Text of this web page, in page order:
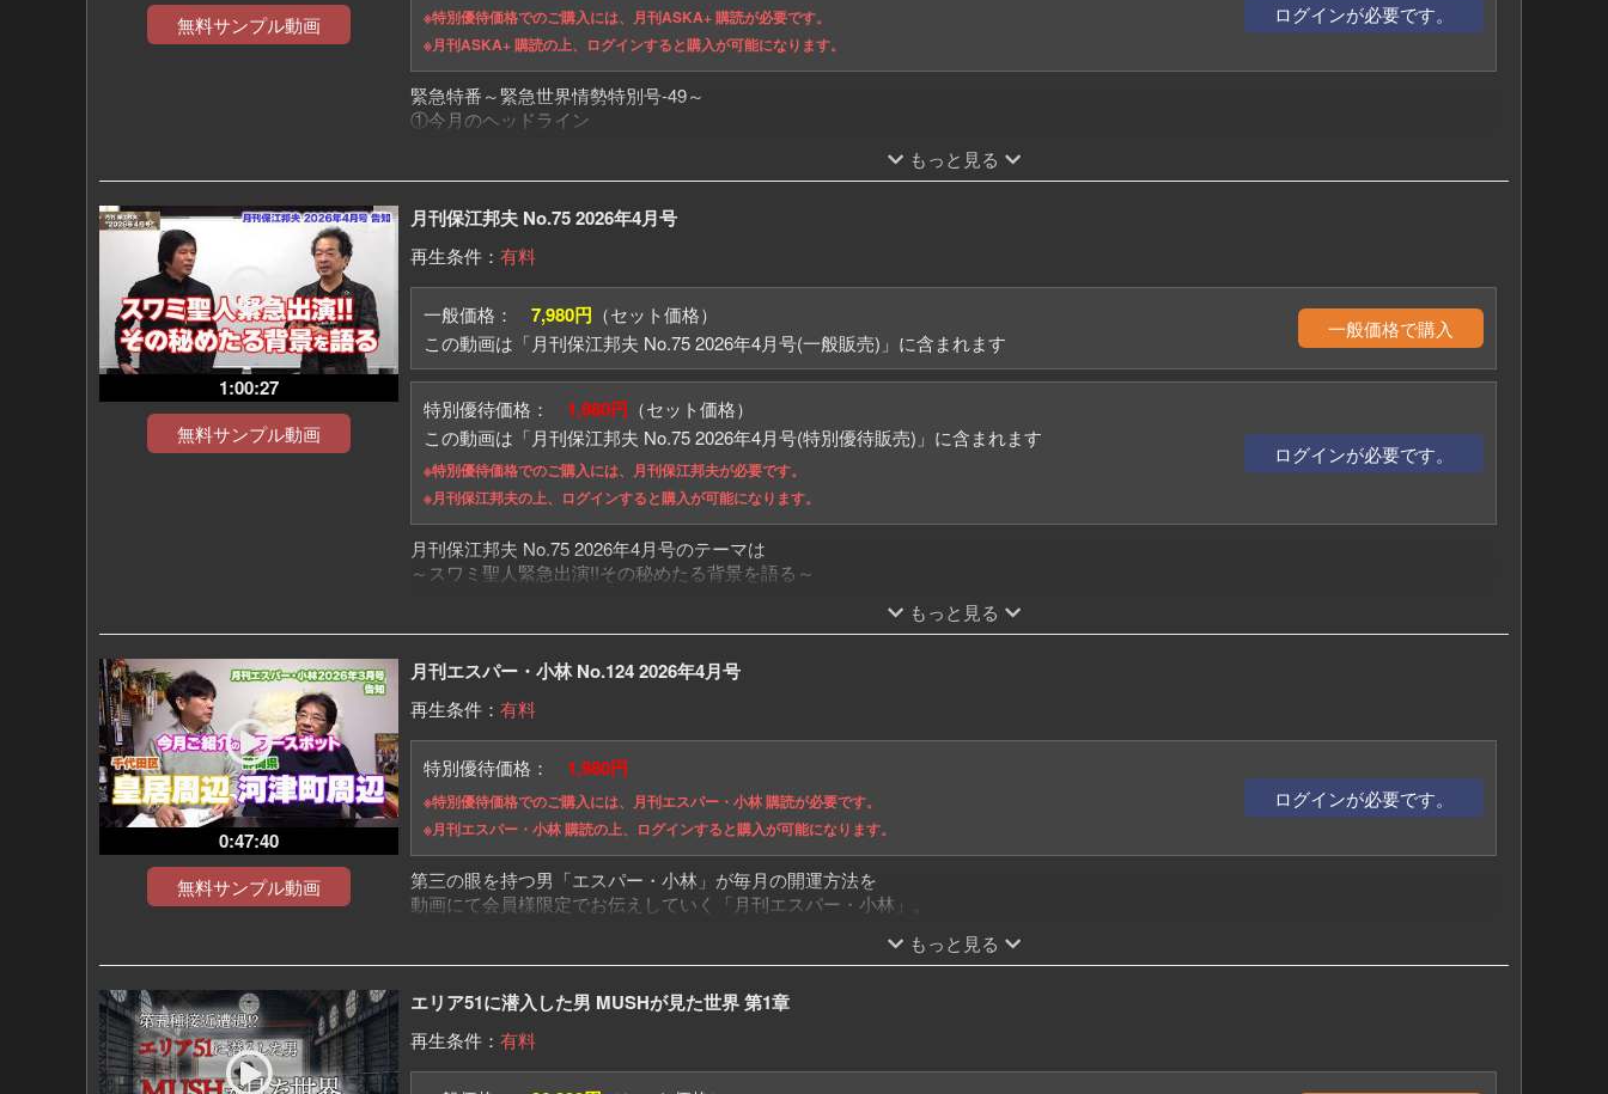
無料サンプル動画
※特別優待価格でのご購入には、月刊ASKA+ 購読が必要です。
※月刊ASKA+ 購読の上、ログインすると購入が可能になります。
ログインが必要です。
緊急特番～緊急世界情勢特別号-49～
①今月のヘッドライン
⑤第3神殿建設に必要な「三種の神器」
⑦東京壊滅!?「三種の神器」略奪作戦Xデー
⑧天も危機を伝えている!!
です
もっと見る
1:00:27
無料サンプル動画
月刊保江邦夫 No.75 2026年4月号
再生条件： 有料
一般価格： 7,980円 （セット価格）
この動画は「月刊保江邦夫 No.75 2026年4月号(一般販売)」に含まれます
一般価格で購入
特別優待価格： 1,980円 （セット価格）
この動画は「月刊保江邦夫 No.75 2026年4月号(特別優待販売)」に含まれます
※特別優待価格でのご購入には、月刊保江邦夫が必要です。
※月刊保江邦夫の上、ログインすると購入が可能になります。
ログインが必要です。
月刊保江邦夫 No.75 2026年4月号のテーマは
～スワミ聖人緊急出演!!その秘めたる背景を語る～
月刊 秘伝 2026年 03月号 武道・武術の秘伝に迫る（BABジャパン）
お買い求めはこちら
もっと見る
0:47:40
無料サンプル動画
月刊エスパー・小林 No.124 2026年4月号
再生条件： 有料
特別優待価格： 1,980円
※特別優待価格でのご購入には、月刊エスパー・小林 購読が必要です。
※月刊エスパー・小林 購読の上、ログインすると購入が可能になります。
ログインが必要です。
第三の眼を持つ男「エスパー・小林」が毎月の開運方法を
動画にて会員様限定でお伝えしていく「月刊エスパー・小林」。
・今月のラッキーカラー
・今月のラッキーアイテム
もっと見る
エリア51に潜入した男 MUSHが見た世界 第1章
再生条件： 有料